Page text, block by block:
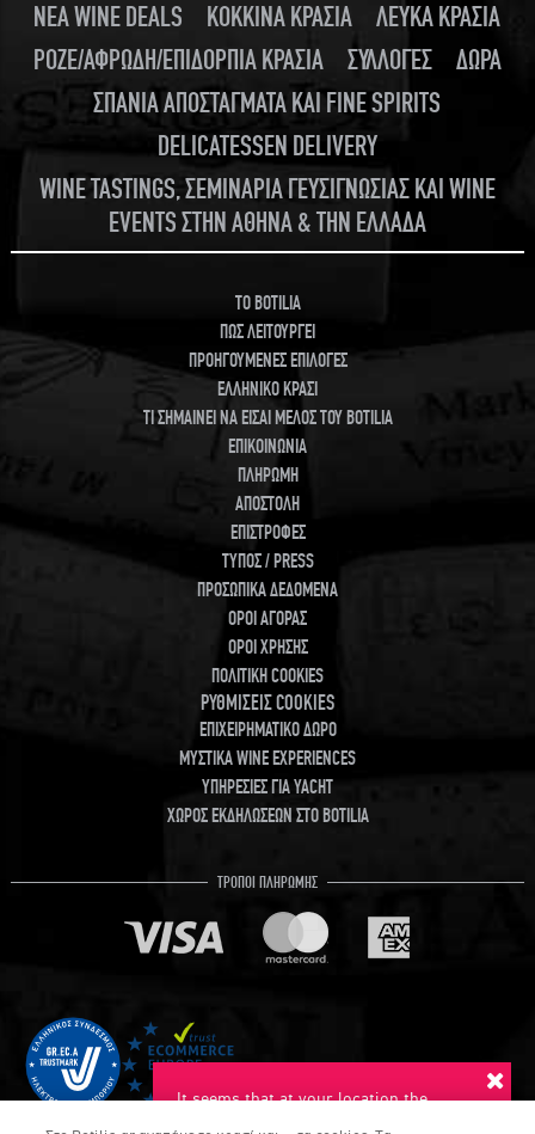
It seems that at your location the
ΝΕΑ WINE DEALS ΚΟΚΚΙΝΑ ΚΡΑΣΙΑ
ΛΕΥΚΑ ΚΡΑΣΙΑ
ΡΟΖΕ/ΑΦΡΩΔΗ/ΕΠΙΔΟΡΠΙΑ ΚΡΑΣΙΑ
ΣΥΛΛΟΓΕΣ
ΔΩΡΑ
ΣΠΑΝΙΑ ΑΠΟΣΤΑΓΜΑΤΑ ΚΑΙ FINE SPIRITS
DELICATESSEN DELIVERY
WINE TASTINGS, ΣΕΜΙΝΑΡΙΑ ΓΕΥΣΙΓΝΩΣΙΑΣ ΚΑΙ WINE
EVENTS ΣΤΗΝ ΑΘΗΝΑ & ΤΗΝ ΕΛΛΑΔΑ
TO BOTILIA
ΠΩΣ ΛΕΙΤΟΥΡΓΕΙ
ΠΡΟΗΓΟΥΜΕΝΕΣ ΕΠΙΛΟΓΕΣ
ΕΛΛΗΝΙΚΟ ΚΡΑΣΙ
ΤΙ ΣΗΜΑΙΝΕΙ ΝΑ ΕΙΣΑΙ ΜΕΛΟΣ ΤΟΥ BOTILIA
ΕΠΙΚΟΙΝΩΝΙΑ
ΠΛΗΡΩΜΗ
ΑΠΟΣΤΟΛΗ
ΕΠΙΣΤΡΟΦΕΣ
ΤΥΠΟΣ / PRESS
ΠΡΟΣΩΠΙΚΑ ΔΕΔΟΜΕΝΑ
ΟΡΟΙ ΑΓΟΡΑΣ
ΟΡΟΙ ΧΡΗΣΗΣ
ΠΟΛΙΤΙΚΗ COOKIES
ΡΥΘΜΙΣΕΙΣ COOKIES
ΕΠΙΧΕΙΡΗΜΑΤΙΚΟ ΔΩΡΟ
ΜΥΣΤΙΚΑ WINE EXPERIENCES
ΥΠΗΡΕΣΙΕΣ ΓΙΑ YACHT
ΧΩΡΟΣ ΕΚΔΗΛΩΣΕΩΝ ΣΤΟ BOTILIA
ΤΡΟΠΟΙ ΠΛΗΡΩΜΗΣ